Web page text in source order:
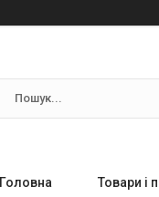
Головна Товари і